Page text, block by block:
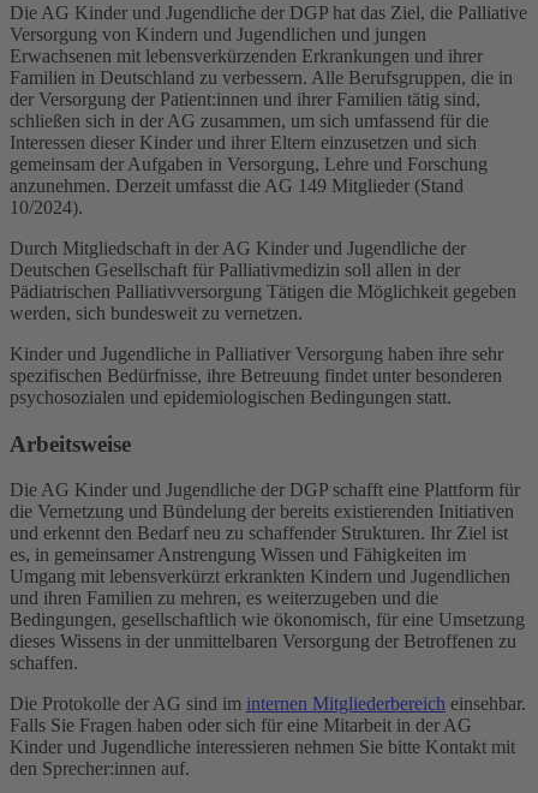
Die AG Kinder und Jugendliche der DGP hat das Ziel, die Palliative
Versorgung von Kindern und Jugendlichen und jungen
Erwachsenen mit lebensverkürzenden Erkrankungen und ihrer
Familien in Deutschland zu verbessern. Alle Berufsgruppen, die in
der Versorgung der Patient:innen und ihrer Familien tätig sind,
schließen sich in der AG zusammen, um sich umfassend für die
Interessen dieser Kinder und ihrer Eltern einzusetzen und sich
gemeinsam der Aufgaben in Versorgung, Lehre und Forschung
anzunehmen. Derzeit umfasst die AG 149 Mitglieder (Stand
10/2024).
Durch Mitgliedschaft in der AG Kinder und Jugendliche der
Deutschen Gesellschaft für Palliativmedizin soll allen in der
Pädiatrischen Palliativversorgung Tätigen die Möglichkeit gegeben
werden, sich bundesweit zu vernetzen.
Kinder und Jugendliche in Palliativer Versorgung haben ihre sehr
spezifischen Bedürfnisse, ihre Betreuung findet unter besonderen
psychosozialen und epidemiologischen Bedingungen statt.
Arbeitsweise
Die AG Kinder und Jugendliche der DGP schafft eine Plattform für
die Vernetzung und Bündelung der bereits existierenden Initiativen
und erkennt den Bedarf neu zu schaffender Strukturen. Ihr Ziel ist
es, in gemeinsamer Anstrengung Wissen und Fähigkeiten im
Umgang mit lebensverkürzt erkrankten Kindern und Jugendlichen
und ihren Familien zu mehren, es weiterzugeben und die
Bedingungen, gesellschaftlich wie ökonomisch, für eine Umsetzung
dieses Wissens in der unmittelbaren Versorgung der Betroffenen zu
schaffen.
Die Protokolle der AG sind im internen Mitgliederbereich einsehbar.
Falls Sie Fragen haben oder sich für eine Mitarbeit in der AG
Kinder und Jugendliche interessieren nehmen Sie bitte Kontakt mit
den Sprecher:innen auf.